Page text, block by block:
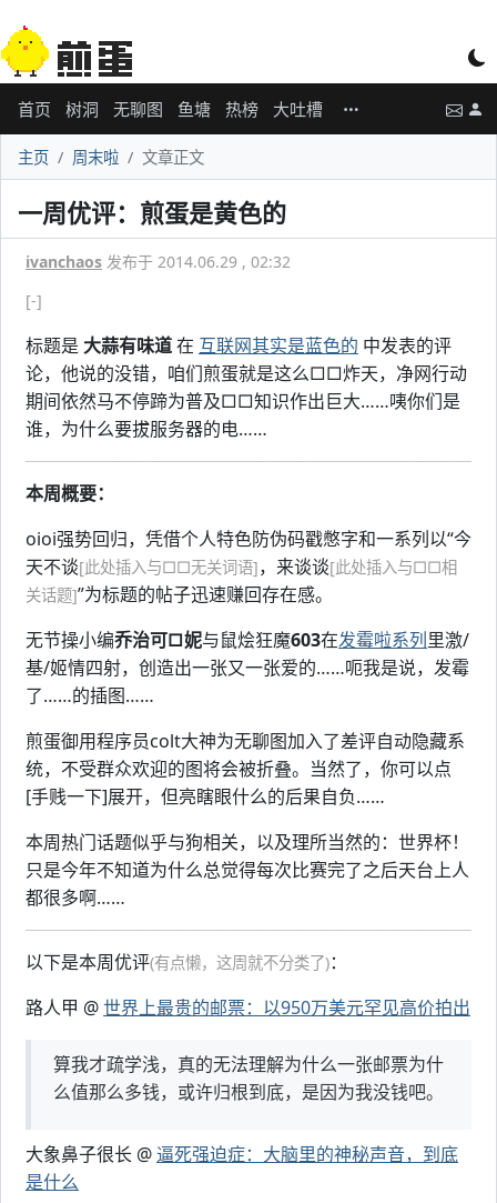
首页 树洞 无聊图 鱼塘 热榜 大吐槽
主页 周末啦 文章正文
一周优评：煎蛋是黄色的
ivanchaos 发布于 2014.06.29 , 02:32
[-]
标题是 大蒜有味道在 互联网其实是蓝色的 中发表的评
论，他说的没错，咱们煎蛋就是这么□□炸天，净网行动
期间依然马不停蹄为普及□□知识作出巨大……咦你们是
谁，为什么要拔服务器的电……
本周概要：
oioi强势回归，凭借个人特色防伪码戳憋字和一系列以“今
天不谈[此处插入与□□无关词语]，来谈谈[此处插入与□□相
关话题]”为标题的帖子迅速赚回存在感。
无节操小编乔治可□妮与鼠烩狂魔603在发霉啦系列里激/
基/姬情四射，创造出一张又一张爱的……呃我是说，发霉
了……的插图……
煎蛋御用程序员colt大神为无聊图加入了差评自动隐藏系
统，不受群众欢迎的图将会被折叠。当然了，你可以点
[手贱一下]展开，但亮瞎眼什么的后果自负……
本周热门话题似乎与狗相关，以及理所当然的：世界杯！
只是今年不知道为什么总觉得每次比赛完了之后天台上人
都很多啊……
以下是本周优评(有点懒，这周就不分类了)：
路人甲 @世界上最贵的邮票：以950万美元罕见高价拍出
算我才疏学浅，真的无法理解为什么一张邮票为什
么值那么多钱，或许归根到底，是因为我没钱吧。
大象鼻子很长 @逼死强迫症：大脑里的神秘声音，到底
是什么